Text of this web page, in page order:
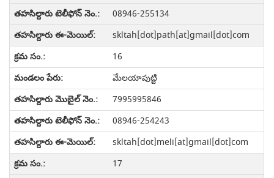
08946-255134
skltah[dot]path[at]gmail[dot]com
16
మేలయాపుట్టి
7995995846
08946-254243
skltah[dot]meli[at]gmail[dot]com
17